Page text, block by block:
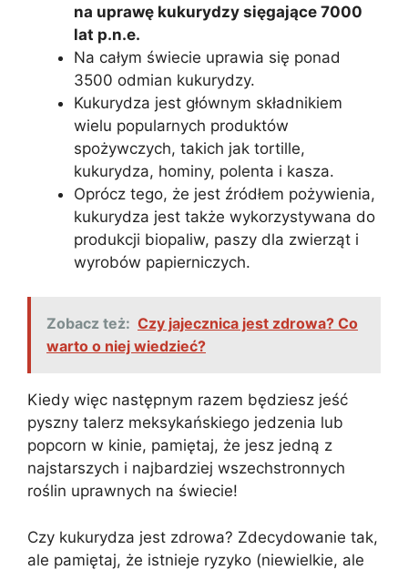
na uprawę kukurydzy sięgające 7000
lat p.n.e.
Na całym świecie uprawia się ponad
3500 odmian kukurydzy.
Kukurydza jest głównym składnikiem
wielu popularnych produktów
spożywczych, takich jak tortille,
kukurydza, hominy, polenta i kasza.
Oprócz tego, że jest źródłem pożywienia,
kukurydza jest także wykorzystywana do
produkcji biopaliw, paszy dla zwierząt i
wyrobów papierniczych.
Zobacz też: Czy jajecznica jest zdrowa? Co
warto o niej wiedzieć?
Kiedy więc następnym razem będziesz jeść
pyszny talerz meksykańskiego jedzenia lub
popcorn w kinie, pamiętaj, że jesz jedną z
najstarszych i najbardziej wszechstronnych
roślin uprawnych na świecie!
Czy kukurydza jest zdrowa? Zdecydowanie tak,
ale pamiętaj, że istnieje ryzyko (niewielkie, ale